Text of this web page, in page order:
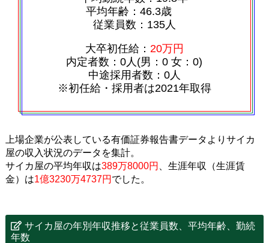
平均年齢：46.3歳
従業員数：135人
大卒初任給： 20万円
内定者数：0人(男：0 女：0)
中途採用者数：0人
※初任給・採用者は2021年取得
上場企業が公表している有価証券報告書データよりサイカ
屋の収入状況のデータを集計。
サイカ屋の平均年収は389万8000円
、生涯年収（生涯賃
金）は1億3230万4737円 でした。
サイカ屋の年別年収推移と従業員数、平均年齢、勤続
年数